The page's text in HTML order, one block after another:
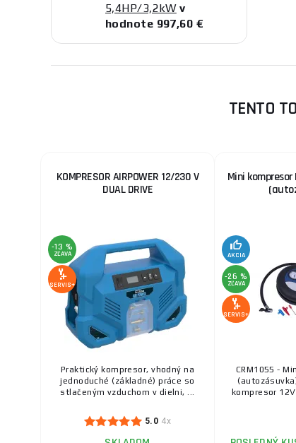
5,4HP/3,2kW v
hodnote 997,60 €
TENTO
KOMPRESOR AIRPOWER 12/230 V
DUAL DRIVE
-13 %
ZĽAVA
SERVIS+
Praktický kompresor, vhodný na
jednoduché (základné) práce so
stlačeným vzduchom v dielni, ...
5.0 4x
Mini kompresor
AKCIA
-26 %
ZĽAVA
SERVIS+
CRM1055 -
kompresor